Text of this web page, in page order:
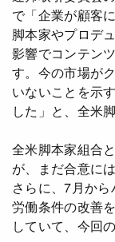
で「企業が顧客
脚本家やプロデ
影響でコンテン
す。今の市場が
いないことを示
した」と、全米
全米脚本家組合
が、まだ合意には
さらに、7月か
労働条件の改善
していて、今回